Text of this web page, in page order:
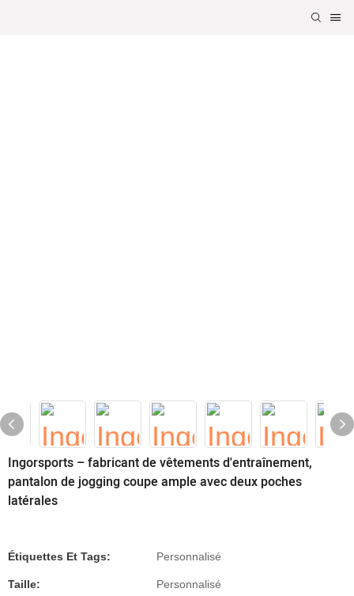
Ingorsports – fabricant de vêtements d'entraînement,
pantalon de jogging coupe ample avec deux poches
latérales
Étiquettes Et Tags: Personnalisé
Taille: Personnalisé